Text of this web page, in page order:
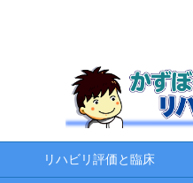
リハビリ評価と臨床